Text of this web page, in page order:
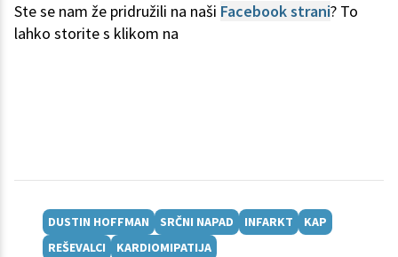
Ste se nam že pridružili na naši Facebook strani? To
lahko storite s klikom na
DUSTIN HOFFMAN SRČNI NAPAD INFARKT
KAP
REŠEVALCI
KARDIOMIPATIJA